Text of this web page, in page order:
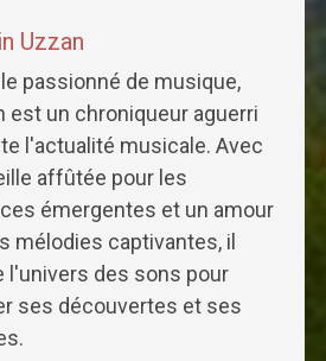
Uzzan
passionné de musique,
est un chroniqueur aguerri
l'actualité musicale. Avec
affûtée pour les
émergentes et un amour
mélodies captivantes, il
l'univers des sons pour
ses découvertes et ses